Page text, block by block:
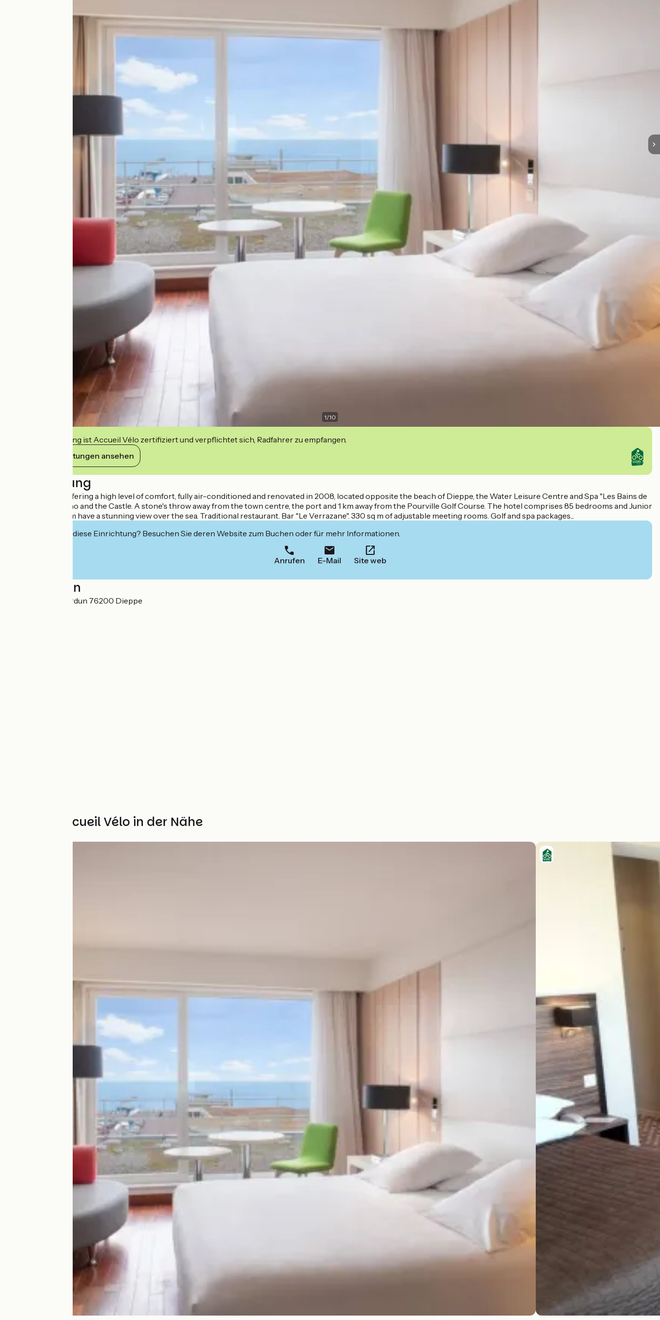
1/10
Diese Einrichtung ist Accueil Vélo zertifiziert und verpflichtet sich, Radfahrer zu empfangen.
Ihre Verpflichtungen ansehen
Beschreibung
Four-star hotel offering a high level of comfort, fully air-conditioned and renovated in 2008, located opposite the beach of Dieppe, the Water Leisure Centre and Spa "Les Bains de
Dieppe", the Casino and the Castle. A stone's throw away from the town centre, the port and 1 km away from the Pourville Golf Course. The hotel comprises 85 bedrooms and Junior
Suites, half of them have a stunning view over the sea. Traditional restaurant. Bar "Le Verrazane". 330 sq m of adjustable meeting rooms. Golf and spa packages...
Interessiert Sie diese Einrichtung? Besuchen Sie deren Website zum Buchen oder für mehr Informationen.
Anrufen E-Mail Site web
Localisation
1 boulevard de Verdun 76200 Dieppe
Weitere Accueil Vélo in der Nähe